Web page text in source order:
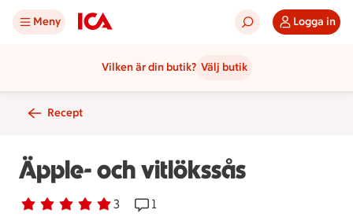
Meny Logga in
Vilken är din butik? Välj butik
Recept
Äpple- och vitlökssås
Betyg 5 av 5. 3
3 personer har röstatReceptet har 1 kommentarer
1